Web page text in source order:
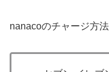
nanacoのチャージ方